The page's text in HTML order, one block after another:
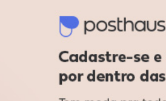
tamanho disponível.